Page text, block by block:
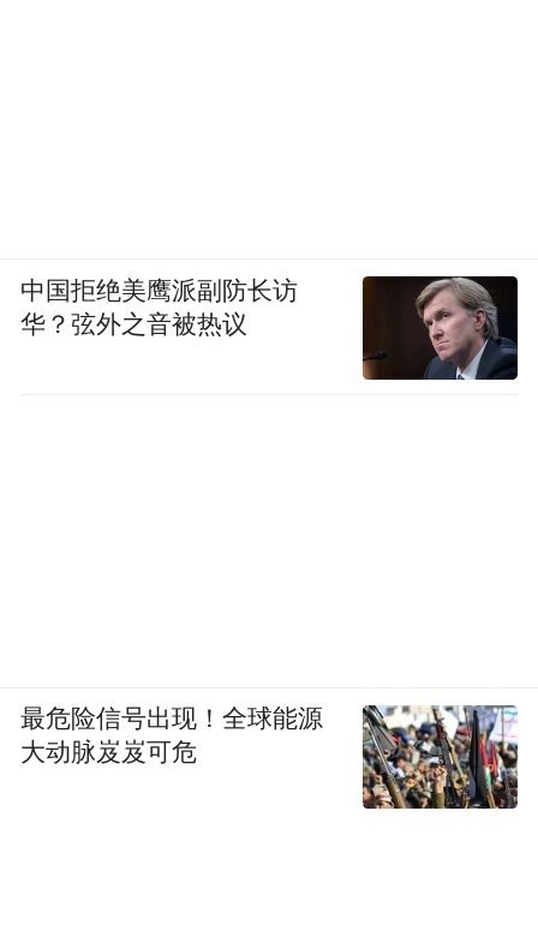
中国拒绝美鹰派副防长访
华？弦外之音被热议
最危险信号出现！全球能源
大动脉岌岌可危